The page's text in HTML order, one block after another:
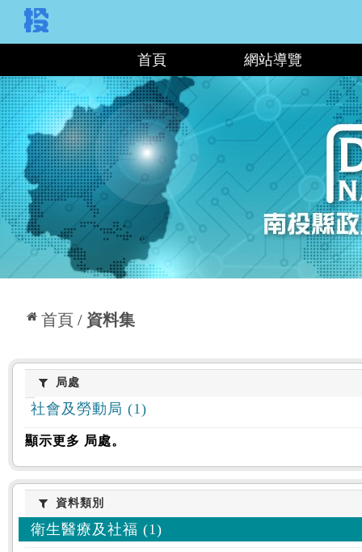
首頁 網站導覽
首頁 資料集
:::
局處局處
社會及勞動局 (1)
顯示更多 局處。
資料類別
資料類別
衛生醫療及社福 (1)